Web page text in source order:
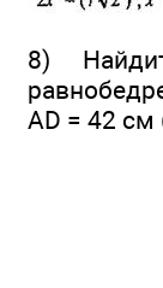
8)
AD = 42 см